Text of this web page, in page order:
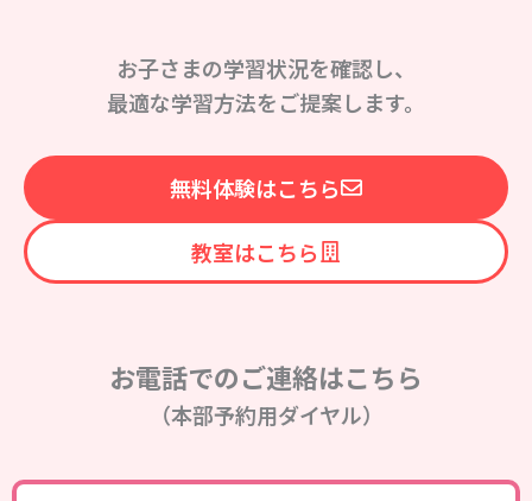
お子さまの学習状況を確認し、
最適な学習方法をご提案します。
無料体験はこちら
教室はこちら
お電話でのご連絡はこちら
（本部予約用ダイヤル）